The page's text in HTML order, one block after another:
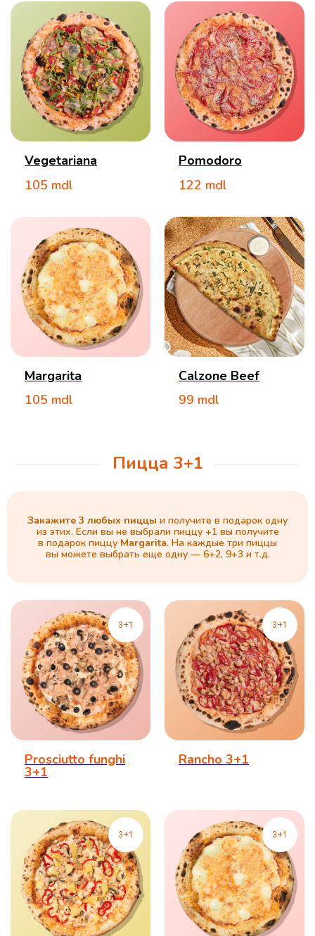
Vegetariana
105 mdl
Pomodoro
122 mdl
Margarita
105 mdl
Calzone Beef
99 mdl
Пицца 3+1
Закажите 3 любых пиццы и получите в подарок одну
из этих. Если вы не выбрали пиццу +1 вы получите
в подарок пиццу Margarita. На каждые три пиццы
вы можете выбрать еще одну — 6+2, 9+3 и т.д.
3+1
Prosciutto funghi
3+1
3+1
Rancho 3+1
3+1 3+1